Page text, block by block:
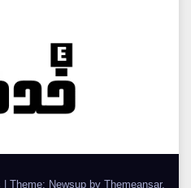
Theme: Newsup by Themeansar.